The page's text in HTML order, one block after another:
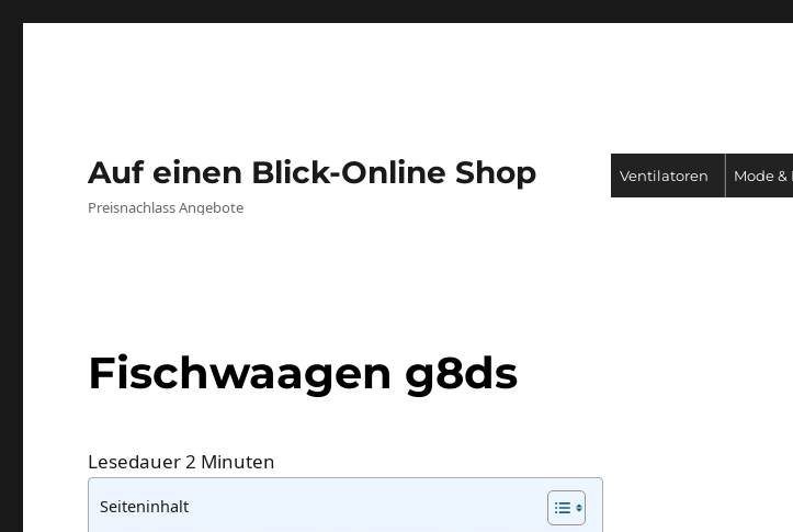
Auf einen Blick-Online Shop
Preisnachlass Angebote
Ventilatoren Mode &
Fischwaagen g8ds
Lesedauer2 Minuten
Seiteninhalt